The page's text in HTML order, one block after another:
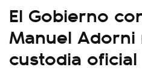
El Gobierno
Manuel
custodia oficial